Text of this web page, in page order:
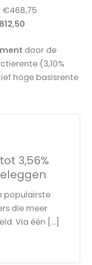
€468,75
door de
(3,10%
hoge basisrente
3,56%
populairste
die meer
Via één […]